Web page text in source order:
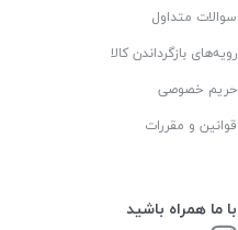
سوالات متداول
رویه‌های بازگرداندن کالا
حریم خصوصی
قوانین و مقررات
با ما همراه باشید